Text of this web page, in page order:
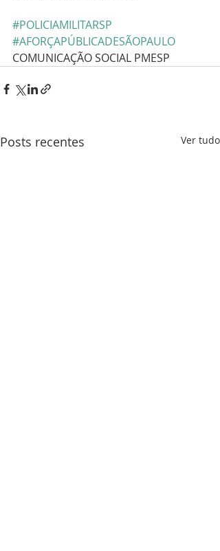
#POLICIAMILITARSP
#AFORÇAPÚBLICADESÃOPAULO
COMUNICAÇÃO SOCIAL PMESP
Posts recentes Ver tudo